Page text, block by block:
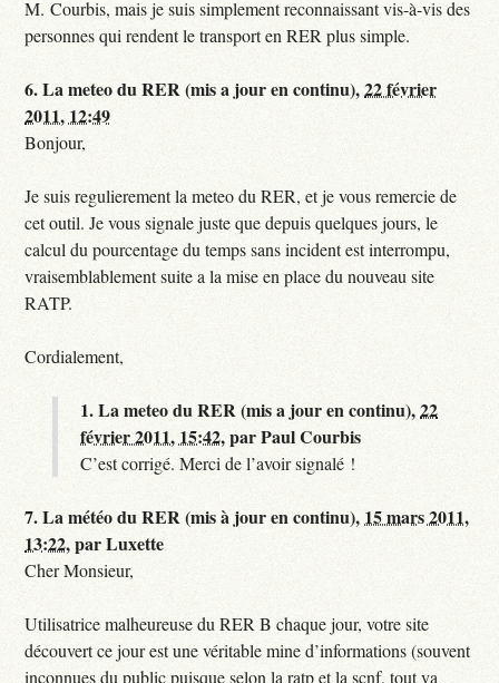
M. Courbis, mais je suis simplement reconnaissant vis-à-vis des
personnes qui rendent le transport en RER plus simple.
6.La meteo du RER (mis a jour en continu),22 février
2011, 12:49
Bonjour,
Je suis regulierement la meteo du RER, et je vous remercie de
cet outil. Je vous signale juste que depuis quelques jours, le
calcul du pourcentage du temps sans incident est interrompu,
vraisemblablement suite a la mise en place du nouveau site
RATP.
Cordialement,
1.La meteo du RER (mis a jour en continu),22
février 2011, 15:42,parPaul Courbis
C’est corrigé. Merci de l’avoir signalé !
7.La météo du RER (mis à jour en continu), 15 mars 2011,
13:22,parLuxette
Cher Monsieur,
Utilisatrice malheureuse du RER B chaque jour, votre site
découvert ce jour est une véritable mine d’informations (souvent
inconnues du public puisque selon la ratp et la scnf, tout va